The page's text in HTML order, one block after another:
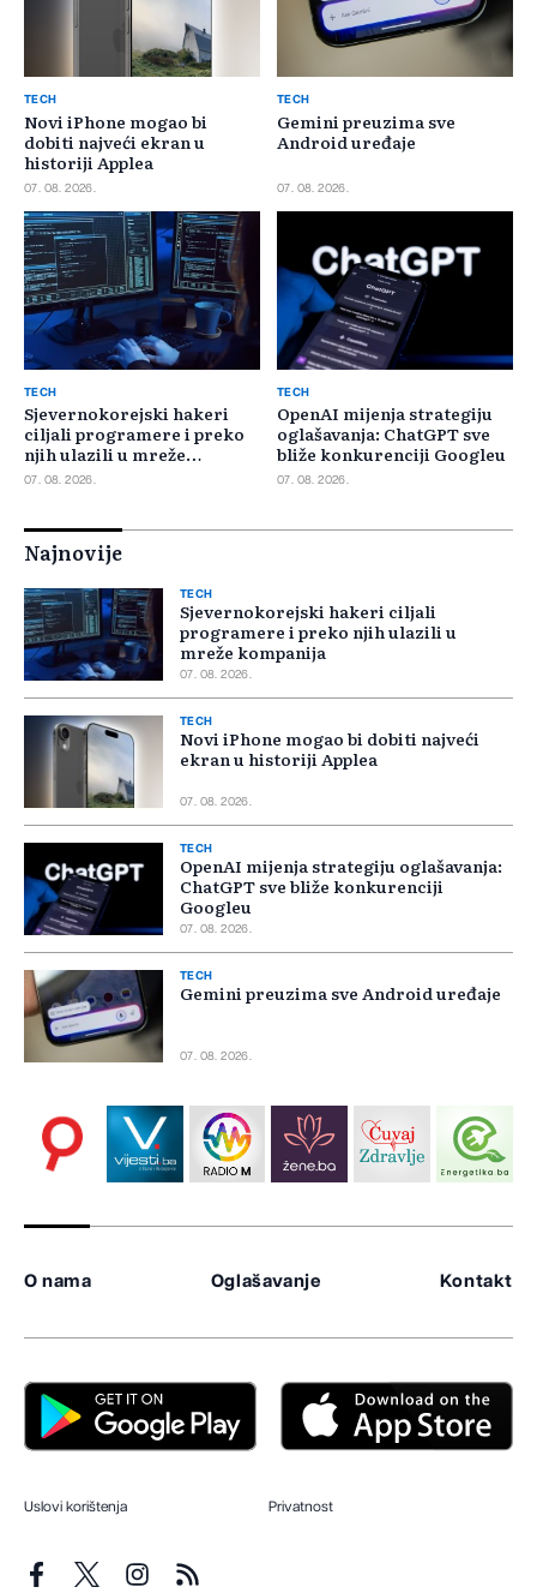
TECH
Novi iPhone mogao bi
dobiti najveći ekran u
historiji Applea
07. 08. 2026.
TECH
Gemini preuzima sve
Android uređaje
07. 08. 2026.
TECH
Sjevernokorejski hakeri
ciljali programere i preko
njih ulazili u mreže
kompanija
07. 08. 2026.
TECH
OpenAI mijenja strategiju
oglašavanja: ChatGPT sve
bliže konkurenciji Googleu
07. 08. 2026.
Najnovije
TECH
Sjevernokorejski hakeri ciljali
programere i preko njih ulazili u
mreže kompanija
07. 08. 2026.
TECH
Novi iPhone mogao bi dobiti najveći
ekran u historiji Applea
07. 08. 2026.
TECH
OpenAI mijenja strategiju oglašavanja:
ChatGPT sve bliže konkurenciji
Googleu
07. 08. 2026.
TECH
Gemini preuzima sve Android uređaje
07. 08. 2026.
O nama Oglašavanje Kontakt
Uslovi korištenja Privatnost